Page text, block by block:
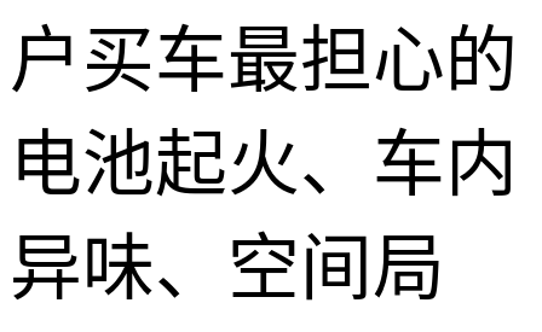
户买车最担心的
电池起火、车内
异味、空间局